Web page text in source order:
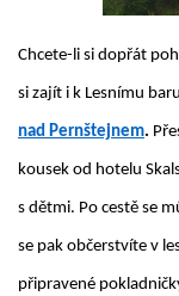
Chcete-li si dopřát
si zajít i k Lesnímu
nad Pernštejnem.
kousek od hotelu
s dětmi. Po cestě se
se pak občerstvíte v
připravené